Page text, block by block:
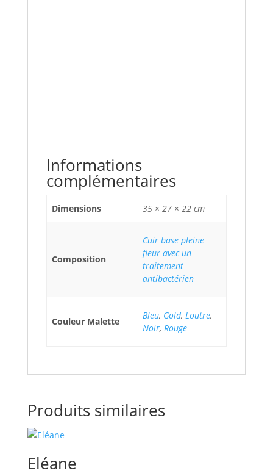
Informations
complémentaires
Dimensions 35 × 27 × 22 cm
Composition
Cuir base pleine
fleur avec un
traitement
antibactérien
Couleur Malette
Bleu, Gold, Loutre,
Noir, Rouge
Produits similaires
Eléane